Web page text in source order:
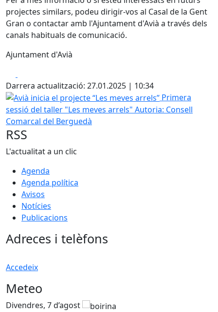
projectes similars, podeu dirigir-vos al Casal de la Gent
Gran o contactar amb l'Ajuntament d'Avià a través dels
canals habituals de comunicació.
Ajuntament d'Avià
Darrera actualització: 27.01.2025 | 10:34
Avià inicia el projecte “Les meves arrels”
Primera
sessió del taller "Les meves arrels" Autoria: Consell
Comarcal del Berguedà
RSS
L'actualitat a un clic
Agenda
Agenda política
Avisos
Notícies
Publicacions
Adreces i telèfons
Accedeix
Meteo
Divendres, 7 d’agost